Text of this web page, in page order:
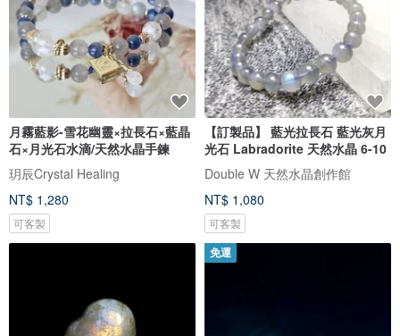
月霧藍影-雪花幽靈×拉長石×藍晶
石×月光石水滴/天然水晶手鍊
玥辰Crystal Healing
NT$ 1,280
可客製
【訂製品】 藍光拉長石 藍光灰月
光石 Labradorite 天然水晶 6-10
Double W 天然水晶創作館
NT$ 1,080
可客製
免運